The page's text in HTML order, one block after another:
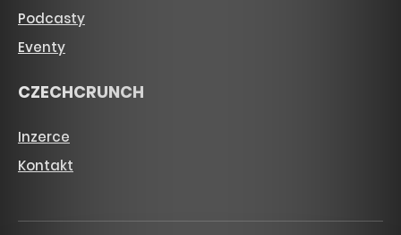
Podcasty
Eventy
CZECHCRUNCH
Inzerce
Kontakt